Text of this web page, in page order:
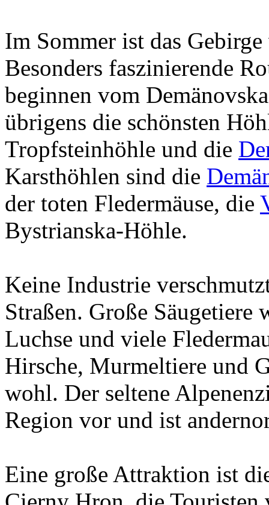
Im Sommer ist das
Besonders faszinierende
beginnen vom
übrigens die schönsten
Tropfsteinhöhle und die
Karsthöhlen sind die
der toten Fledermäuse, die
Bystrianska-Höhle.
Keine Industrie
Straßen. Große
Luchse und viele
Hirsche, Murmeltiere und
wohl. Der seltene
Region vor und ist
Eine große Attraktion ist